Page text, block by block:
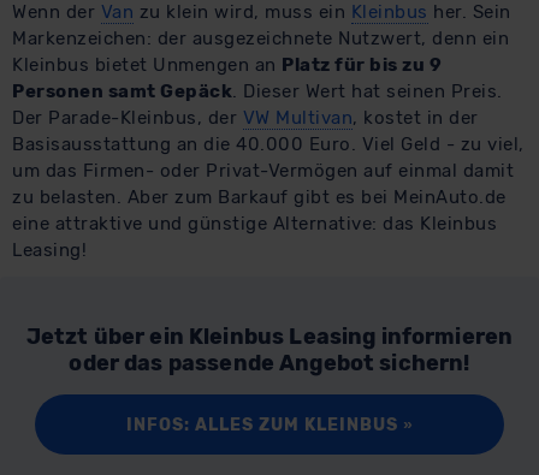
Wenn der Van zu klein wird, muss ein Kleinbus her. Sein
Markenzeichen: der ausgezeichnete Nutzwert, denn ein
Kleinbus bietet Unmengen an Platz für bis zu 9
Personen samt Gepäck. Dieser Wert hat seinen Preis.
Der Parade-Kleinbus, der VW Multivan, kostet in der
Basisausstattung an die 40.000 Euro. Viel Geld - zu viel,
um das Firmen- oder Privat-Vermögen auf einmal damit
zu belasten. Aber zum Barkauf gibt es bei MeinAuto.de
eine attraktive und günstige Alternative: das Kleinbus
Leasing!
Jetzt über ein Kleinbus Leasing informieren
oder das passende Angebot sichern!
INFOS: ALLES ZUM KLEINBUS »